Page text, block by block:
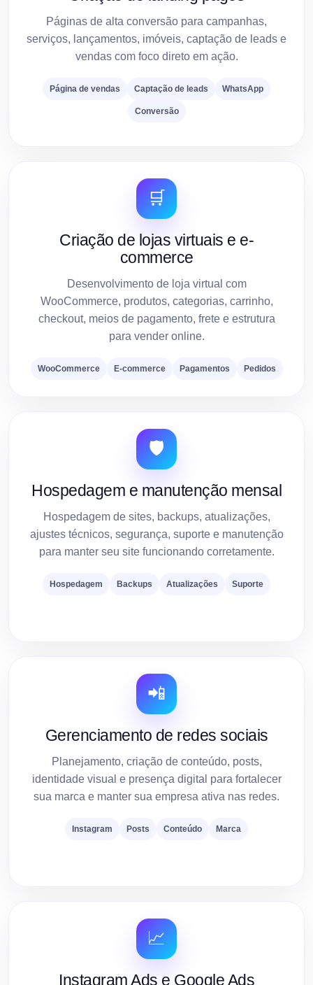
Páginas de alta conversão para campanhas,
serviços, lançamentos, imóveis, captação de leads e
vendas com foco direto em ação.
Página de vendas Captação de leads WhatsApp
Conversão
🛒
Criação de lojas virtuais e e-
commerce
Desenvolvimento de loja virtual com
WooCommerce, produtos, categorias, carrinho,
checkout, meios de pagamento, frete e estrutura
para vender online.
WooCommerce E-commerce Pagamentos Pedidos
🛡️
Hospedagem e manutenção mensal
Hospedagem de sites, backups, atualizações,
ajustes técnicos, segurança, suporte e manutenção
para manter seu site funcionando corretamente.
Hospedagem Backups Atualizações Suporte
📲
Gerenciamento de redes sociais
Planejamento, criação de conteúdo, posts,
identidade visual e presença digital para fortalecer
sua marca e manter sua empresa ativa nas redes.
Instagram Posts Conteúdo Marca
📈
Instagram Ads e Google Ads